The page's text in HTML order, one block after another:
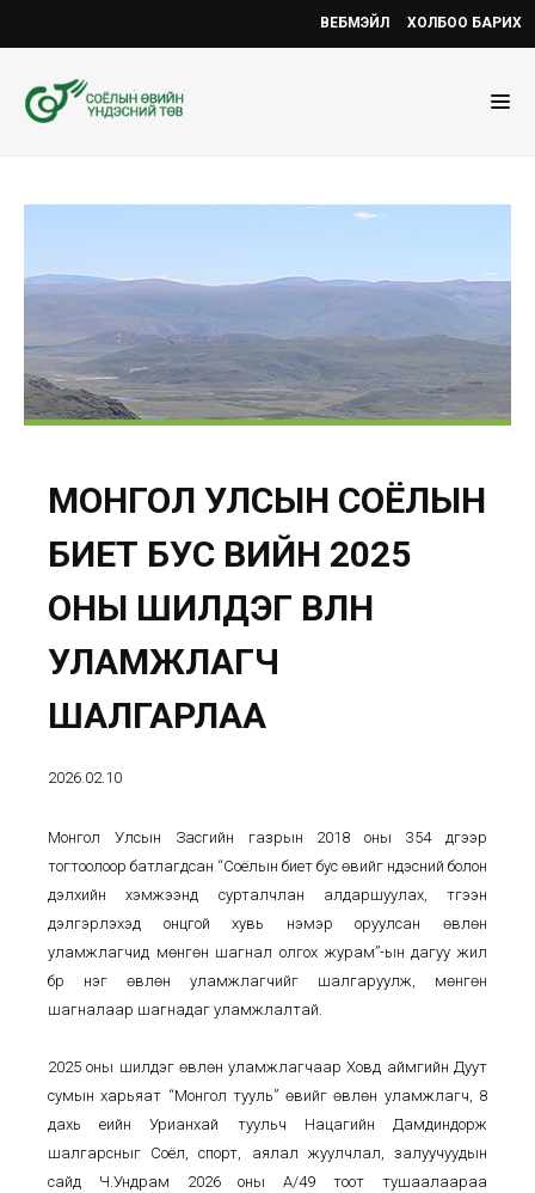
ВЕБМЭЙЛ ХОЛБОО БАРИХ
МОНГОЛ УЛСЫН СОЁЛЫН
БИЕТ БУС ӨВИЙН 2025
ОНЫ ШИЛДЭГ ӨВЛӨН
УЛАМЖЛАГЧ
ШАЛГАРЛАА
2026.02.10
Монгол Улсын Засгийн газрын 2018 оны 354 дүгээр
тогтоолоор батлагдсан “Соёлын биет бус өвийг үндэсний болон
дэлхийн хэмжээнд сурталчлан алдаршуулах, түгээн
дэлгэрүүлэхэд онцгой хувь нэмэр оруулсан өвлөн
уламжлагчид мөнгөн шагнал олгох журам”-ын дагуу жил
бүр нэг өвлөн уламжлагчийг шалгаруулж, мөнгөн
шагналаар шагнадаг уламжлалтай.
2025 оны шилдэг өвлөн уламжлагчаар Ховд аймгийн Дуут
сумын харьяат “Монгол тууль” өвийг өвлөн уламжлагч, 8
дахь үеийн Урианхай туульч Нацагийн Дамдиндорж
шалгарсныг Соёл, спорт, аялал жуулчлал, залуучуудын
сайд Ч.Ундрам 2026 оны А/49 тоот тушаалаараа